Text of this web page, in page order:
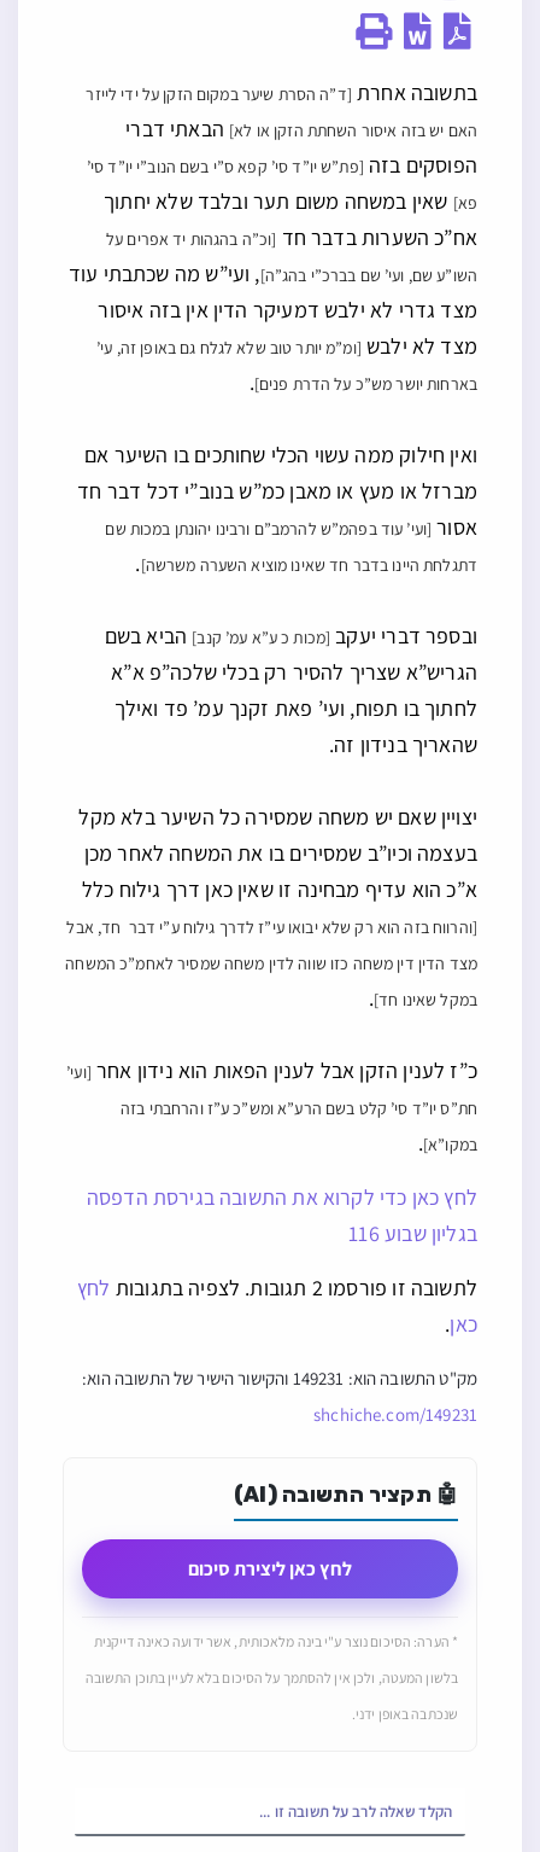
השו”ע שם, ועי’ שם בברכ”י בהג”ה]
מצד גדרי לא ילבש דמעיקר הדין אין בזה איסור
מצד לא ילבש[ומ”מ יותר טוב שלא לגלח גם באופן זה, עי’
בארחות יושר מש”כ על הדרת פנים] .
ואין חילוק ממה עשוי הכלי שחותכים בו השיער אם
מברזל או מעץ או מאבן כמ”ש בנוב”י דכל דבר חד
אסור [ועי’ עוד בפהמ”ש להרמב”ם ורבינו יהונתן במכות שם
דתגלחת היינו בדבר חד שאינו מוציא השערה משרשה].
ובספר דברי יעקב [מכות כ ע”א עמ’ קנב]
לחתוך בו תפוח, ועי’ פאת זקנך עמ’ פד ואילך
שהאריך בנידון זה.
יצויין שאם יש משחה שמסירה כל השיער בלא מקל
א”כ הוא עדיף מבחינה זו שאין כאן דרך גילוח כלל
[והרווח בזה הוא רק שלא יבואו עי”ז לדרך גילוח ע”י דבר חד, אבל
מצד הדין דין משחה כזו שווה לדין משחה שמסיר לאחמ”כ המשחה
במקל שאינו חד].
כ”ז לענין הזקן אבל לענין הפאות הוא נידון אחר[ועי’
חת”ס יו”ד סי’ קלט בשם הרע”א ומש”כ ע”ז והרחבתי בזה
במקו”א].
לחץ כאן כדי לקרוא את התשובה בגירסת הדפסה
בגליון שבוע 116
כאן
מק"ט התשובה הוא: 149231 והקישור הישיר של התשובה הוא:
shchiche.com/149231
🤖 תקציר התשובה (AI)
* הערה: הסיכום נוצר ע"י בינה מלאכותית, אשר ידועה כאינה דייקנית
בלשון המעטה, ולכן אין להסתמך על הסיכום בלא לעיין בתוכן התשובה
שלח